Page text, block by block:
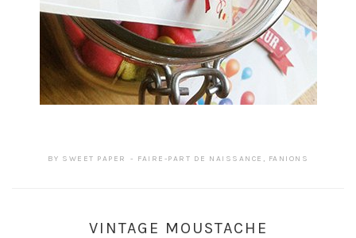
BY SWEET PAPER FAIRE-PART DE NAISSANCE , FANIONS
VINTAGE MOUSTACHE